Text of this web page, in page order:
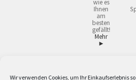
Wir verwenden Cookies, um Ihr Einkaufserlebnis
wie es
Ihnen
am
besten
gefällt!
Mehr
►